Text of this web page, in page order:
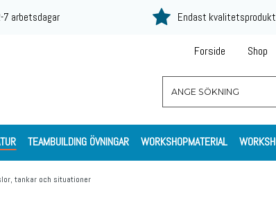
7 arbetsdagar Endast
Shop
Forside
TEAMBUILDING ÖVNINGAR WORKSHOPMATERIAL
tankar och situationer